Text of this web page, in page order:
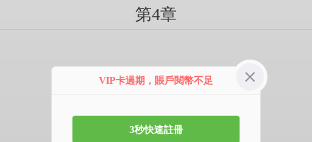
第4章
VIP卡過期，賬戶閱幣不足
3秒快速註冊